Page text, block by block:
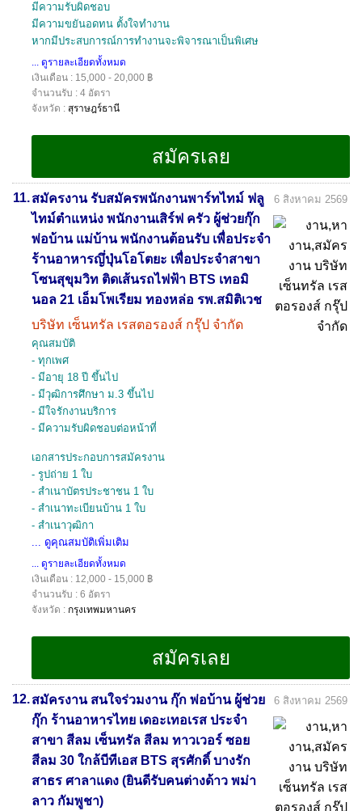
มีความรับผิดชอบ
มีความขยันอดทน ตั้งใจทำงาน
หากมีประสบการณ์การทำงานจะพิจารณาเป็นพิเศษ
... ดูรายละเอียดทั้งหมด
เงินเดือน : 15,000 - 20,000 ฿
จำนวนรับ : 4 อัตรา
จังหวัด : สุราษฎร์ธานี
11. สมัครงาน รับสมัครพนักงานพาร์ทไทม์ ฟลู
ไทม์ตำแหน่ง พนักงานเสิร์ฟ ครัว ผู้ช่วยกุ๊ก
พ่อบ้าน แม่บ้าน พนักงานต้อนรับ เพื่อประจำ
ร้านอาหารญึ่ปุ่นโอโตยะ เพื่อประจำสาขา
โซนสุขุมวิท ติดเส้นรถไฟฟ้า BTS เทอมิ
นอล 21 เอ็มโพเรียม ทองหล่อ รพ.สมิติเวช
บริษัท เซ็นทรัล เรสตอรองส์ กรุ๊ป จำกัด
6 สิงหาคม 2569
คุณสมบัติ
- ทุกเพศ
- มีอายุ 18 ปี ขึ้นไป
- มีวุฒิการศึกษา ม.3 ขึ้นไป
- มีใจรักงานบริการ
- มีความรับผิดชอบต่อหน้าที่
เอกสารประกอบการสมัครงาน
- รูปถ่าย 1 ใบ
- สำเนาบัตรประชาชน 1 ใบ
- สำเนาทะเบียนบ้าน 1 ใบ
- สำเนาวุฒิกา
... ดูคุณสมบัติเพิ่มเติม
... ดูรายละเอียดทั้งหมด
เงินเดือน : 12,000 - 15,000 ฿
จำนวนรับ : 6 อัตรา
จังหวัด : กรุงเทพมหานคร
12.สมัครงาน สนใจร่วมงาน กุ๊ก พ่อบ้าน ผู้ช่วย
กุ๊ก ร้านอาหารไทย เดอะเทอเรส ประจำ
สาขา สีลม เซ็นทรัล สีลม ทาวเวอร์ ซอย
สีลม 30 ใกล้บีทีเอส BTS สุรศักดิ์ บางรัก
สาธร ศาลาแดง (ยินดีรับคนต่างด้าว พม่า
ลาว กัมพูชา)
6 สิงหาคม 2569